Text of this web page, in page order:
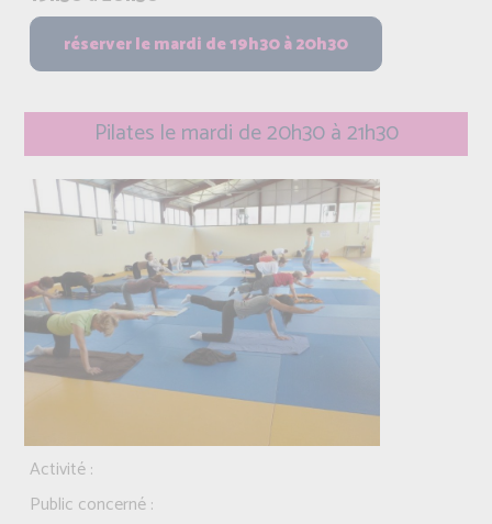
Pilates le mardi de 20h30 à 21h30
Activité :
Public concerné :